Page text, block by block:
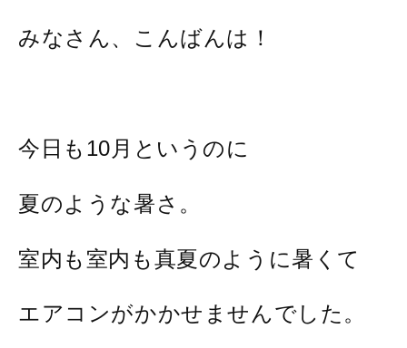
みなさん、こんばんは！
今日も10月というのに
夏のような暑さ。
室内も室内も真夏のように暑くて
エアコンがかかせませんでした。